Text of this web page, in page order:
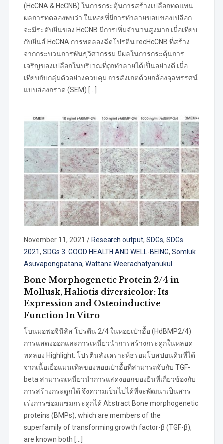
(HcCNA & HcCNB) ในการกระตุ้นการสร้างเปลือกทดแทน
ผลการทดลองพบว่า ในหอยที่มีการทำลายขอบของเปลือก
จะมีระดับยีนของ HcCNB มีการเพิ่มจำนวนสูงมาก เมื่อเทียบ
กับยีนส์ HcCNA การทดลองฉีดโปรตีน recHcCNB ที่สร้าง
จากกระบวนการพันธุวิศวกรรม มีผลในการกระตุ้นการ
เจริญของเปลือกในบริเวณที่ถูกทำลายได้เป็นอย่างดี เมื่อ
เทียบกับกลุ่มตัวอย่างควบคุม การสังเกตด้วยกล้องจุลทรรศน์
แบบส่องกราด (SEM) […]
November 11, 2021 / Research output, SDGs, SDGs
2021, SDGs 3. GOOD HEALTH AND WELL-BEING, Somluk
Asuvapongpatana, Wattana Weerachatyanukul
Bone Morphogenetic Protein 2/4 in
Mollusk, Haliotis diversicolor: Its
Expression and Osteoinductive
Function In Vitro
โบนมอฟอจีนีสิส โปรตีน 2/4 ในหอยเป๋าฮื้อ (HdBMP2/4)
การแสดงออกและการเหนี่ยวนำการสร้างกระดูกในหลอด
ทดลอง Highlight: โปรตีนสังเคราะห์ธรอมโบสปอนดินที่ได้
จากเนื้อเยื่อแมนเทิลของหอยเป๋าฮื้อที่สามารถจับกับ TGF-
beta สามารถเหนี่ยวนำการแสดงออกของยีนที่เกี่ยวข้องกับ
การสร้างกระดูกได้ จึงความเป็นไปได้ที่จะพัฒนาเป็นสาร
เร่งการซ่อมแซมกระดูกได้ Abstract Bone morphogenetic
proteins (BMPs), which are members of the
superfamily of transforming growth factor-β (TGF-β),
are known both […]